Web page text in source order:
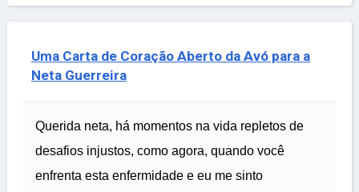
Uma Carta de Coração Aberto da Avó para a
Neta Guerreira
Querida neta, há momentos na vida repletos de
desafios injustos, como agora, quando você
enfrenta esta enfermidade e eu me sinto